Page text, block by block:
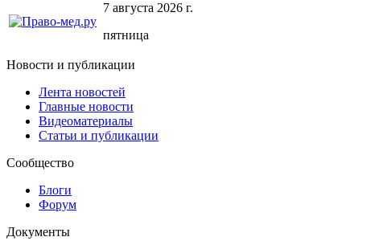
7 августа 2026 г.
пятница
Новости и публикации
Лента новостей
Главные новости
Видеоматериалы
Статьи и публикации
Сообщество
Блоги
Форум
Документы